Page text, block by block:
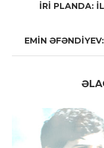
İRİ PLANDA:
EMİN